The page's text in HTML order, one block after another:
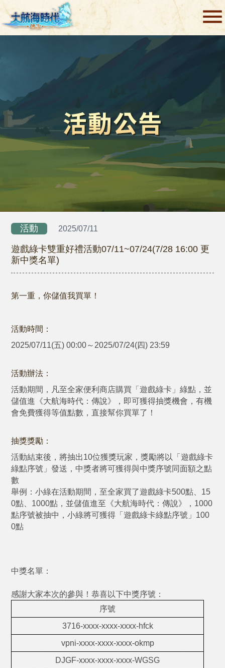
活動 2025/07/11
遊戲綠卡雙重好禮活動07/11~07/24(7/28 16:00 更
新中獎名單)
第一重，你儲值我買單！
活動時間：
2025/07/11(五) 00:00～2025/07/24(四) 23:59
活動辦法：
活動期間，凡至全家便利商店購買「遊戲綠卡」綠點，並
儲值進《大航海時代：傳說》，即可獲得抽獎機會，有機
會免費獲得等值點數，直接幫你買單了！
抽獎獎勵：
活動結束後，將抽出10位獲獎玩家，獎勵將以「遊戲綠卡
綠點序號」發送，中獎者將可獲得與中獎序號同面額之點
數
舉例：小綠在活動期間，至全家買了遊戲綠卡500點、15
0點、1000點，並儲值進至《大航海時代：傳說》，1000
點序號被抽中，小綠將可獲得「遊戲綠卡綠點序號」100
0點
中獎名單：
感謝大家本次的參與！恭喜以下中獎序號：
序號
3716-xxxx-xxxx-xxxx-hfck
vpni-xxxx-xxxx-xxxx-okmp
DJGF-xxxx-xxxx-xxxx-WGSG